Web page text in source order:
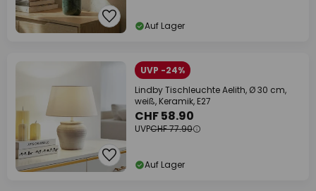
Auf Lager
UVP -24%
Lindby Tischleuchte Aelith, Ø 30 cm,
weiß, Keramik, E27
CHF 58.90
UVPCHF 77.90
Auf Lager